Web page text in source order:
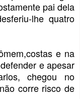
pai dela
lhe quatro
e na
e apesar
chegou no
corre risco de